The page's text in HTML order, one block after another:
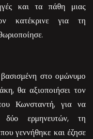
και τα πάθη μιας
κατέκρινε για τη
στο ομώνυμο
θα αξιοποιήσει τον
Κωνσταντή, για να
ερμηνευτών, τη
γεννήθηκε και έζησε